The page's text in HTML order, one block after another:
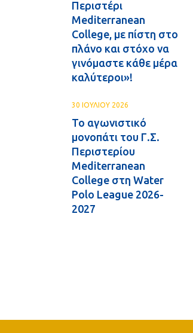
Περιστέρι
Mediterranean
College, με πίστη στο
πλάνο και στόχο να
γινόμαστε κάθε μέρα
καλύτεροι»!
30 ΙΟΥΛΙΟΥ 2026
Το αγωνιστικό
μονοπάτι του Γ.Σ.
Περιστερίου
Mediterranean
College στη Water
Polo League 2026-
2027